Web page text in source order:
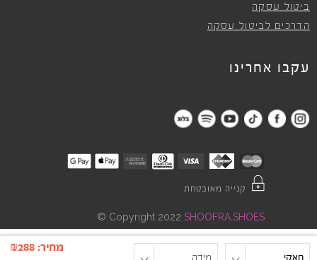
מחיר: ₪288
ביטול עסקה
הדרכים לביטול עסקה
עקבו אחרינו
קנייה מאובטחת
Copyright 2022 SHOOFRA.SHOES
©